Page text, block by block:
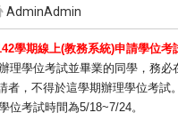
AdminAdmin
學期線上(教務系統)申請學位考
理學位考試並畢業的同學， 務必
者，不得於這學期辦理學位考試。
位考試時間為5/18~7/24。